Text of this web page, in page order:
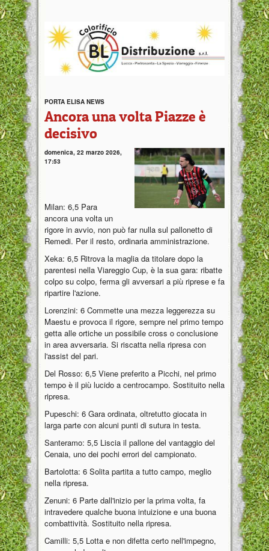
PORTA ELISA NEWS
Ancora una volta Piazze è
decisivo
domenica, 22 marzo 2026,
17:53
Milan: 6,5 Para
ancora una volta un
rigore in avvio, non può far nulla sul pallonetto di
Remedi. Per il resto, ordinaria amministrazione.
Xeka: 6,5 Ritrova la maglia da titolare dopo la
parentesi nella Viareggio Cup, è la sua gara: ribatte
colpo su colpo, ferma gli avversari a più riprese e fa
ripartire l'azione.
Lorenzini: 6 Commette una mezza leggerezza su
Maestu e provoca il rigore, sempre nel primo tempo
getta alle ortiche un possibile cross o conclusione
in area avversaria. Si riscatta nella ripresa con
l'assist del pari.
Del Rosso: 6,5 Viene preferito a Picchi, nel primo
tempo è il più lucido a centrocampo. Sostituito nella
ripresa.
Pupeschi: 6 Gara ordinata, oltretutto giocata in
larga parte con alcuni punti di sutura in testa.
Santeramo: 5,5 Liscia il pallone del vantaggio del
Cenaia, uno dei pochi errori del campionato.
Bartolotta: 6 Solita partita a tutto campo, meglio
nella ripresa.
Zenuni: 6 Parte dall'inizio per la prima volta, fa
intravedere qualche buona intuizione e una buona
combattività. Sostituito nella ripresa.
Camilli: 5,5 Lotta e non difetta certo nell'impegno,